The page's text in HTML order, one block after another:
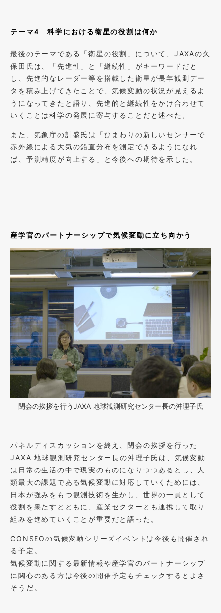
テーマ4科学における衛星の役割は何か
最後のテーマである「衛星の役割」について、JAXAの久
保田氏は、「先進性」と「継続性」がキーワードだと
し、先進的なレーダー等を搭載した衛星が長年観測デー
タを積み上げてきたことで、気候変動の状況が見えるよ
うになってきたと語り、先進的と継続性をかけ合わせて
いくことは科学の発展に寄与することだと述べた。
また、気象庁の計盛氏は「ひまわりの新しいセンサーで
赤外線による大気の鉛直分布を測定できるようになれ
ば、予測精度が向上する」と今後への期待を示した。
産学官のパートナーシップで気候変動に立ち向かう
閉会の挨拶を行うJAXA 地球観測研究センター長の沖理子氏
パネルディスカッションを終え、閉会の挨拶を行った
JAXA 地球観測研究センター長の沖理子氏は、気候変動
は日常の生活の中で現実のものになりつつあるとし、人
類最大の課題である気候変動に対応していくためには、
日本が強みをもつ観測技術を生かし、世界の一員として
役割を果たすとともに、産業セクターとも連携して取り
組みを進めていくことが重要だと語った。
CONSEOの気候変動シリーズイベントは今後も開催され
る予定。
気候変動に関する最新情報や産学官のパートナーシップ
に関心のある方は今後の開催予定もチェックするとよさ
そうだ。